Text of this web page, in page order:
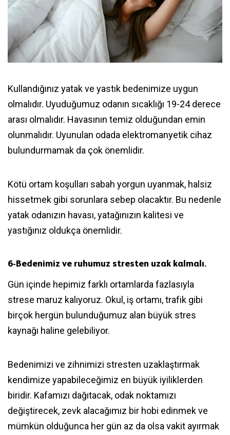
Kullandığınız yatak ve yastık bedenimize uygun
olmalıdır. Uyuduğumuz odanın sıcaklığı 19-24 derece
arası olmalıdır. Havasının temiz olduğundan emin
olunmalıdır. Uyunulan odada elektromanyetik cihaz
bulundurmamak da çok önemlidir.
Kötü ortam koşulları sabah yorgun uyanmak, halsiz
hissetmek gibi sorunlara sebep olacaktır. Bu nedenle
yatak odanızın havası, yatağınızın kalitesi ve
yastığınız oldukça önemlidir.
6-Bedenimiz ve ruhumuz stresten uzak kalmalı.
Gün içinde hepimiz farklı ortamlarda fazlasıyla
strese maruz kalıyoruz. Okul, iş ortamı, trafik gibi
birçok hergün bulunduğumuz alan büyük stres
kaynağı haline gelebiliyor.
Bedenimizi ve zihnimizi stresten uzaklaştırmak
kendimize yapabileceğimiz en büyük iyiliklerden
biridir. Kafamızı dağıtacak, odak noktamızı
değiştirecek, zevk alacağımız bir hobi edinmek ve
mümkün olduğunca her gün az da olsa vakit ayırmak